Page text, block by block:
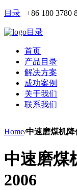
目录 +86 180 3780
目录
首页
产品目录
解决方案
成功案例
关于我们
联系我们
Home/中速磨煤机降
中速磨煤
2006